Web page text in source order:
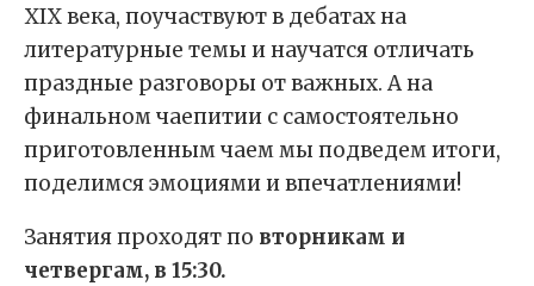
XIX века, поучаствуют в дебатах на
литературные темы и научатся отличать
праздные разговоры от важных. А на
финальном чаепитии с самостоятельно
приготовленным чаем мы подведем итоги,
поделимся эмоциями и впечатлениями!
Занятия проходят по вторникам и
четвергам, в 15:30.